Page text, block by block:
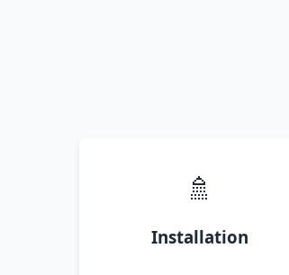
🚿
Installation